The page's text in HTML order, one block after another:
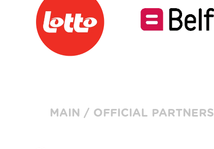
MAIN / OFFICIAL PARTNERS